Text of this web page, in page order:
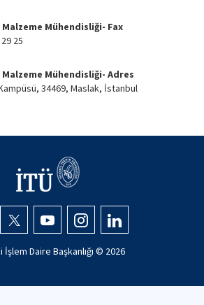
Mühendisliği- Fax
25
Mühendisliği- Adres
34469, Maslak, İstanbul
İşlem Daire Başkanlığı © 2026